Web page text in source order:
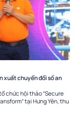
xuất chuyển đổi số an
chức hội thảo “Secure
tại Hưng Yên, thu